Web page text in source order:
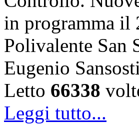
in programma il
Polivalente San
Eugenio
Letto 66338
Leggi tutto...